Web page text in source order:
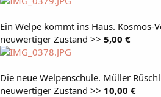
Ein Welpe kommt ins Haus. Kosmos-
neuwertiger Zustand >> 5,00 €
Die neue Welpenschule. Müller
neuwertiger Zustand >> 10,00 €